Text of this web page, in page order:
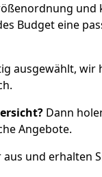
und
Budget eine
ausgewählt, wir
Dann
Angebote.
aus und erhalten